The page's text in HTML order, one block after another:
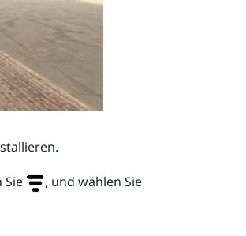
Sie
, und wählen Sie